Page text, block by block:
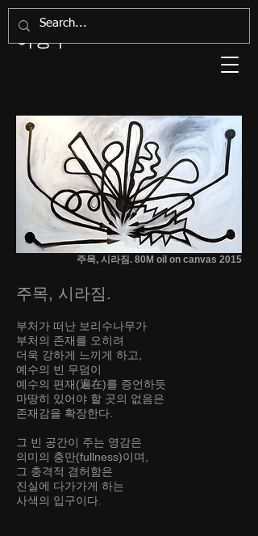
Artist, Soungsoo Lee
이성수
주목, 시라짐. 80M oil on canvas 2015
주목, 시라짐.
부처가 떠난 보리수나무가
부처의 존재를 오히려
더욱 강하게 느끼게 하고,
예수의 빈 무덤이
예수의 편재(遍在)를 증언하듯
마땅히 있어야 할 곳의 없음은
존재감을 확장한다.
그 빈 공간이 주는 영감은
의미의 충만(fullness)이며,
그 충격적 겸허함은
진실에 다가가게 하는
사색의 입구이다.